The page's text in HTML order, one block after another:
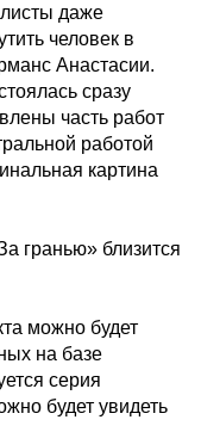
даже
человек в
Анастасии.
сразу
часть работ
работой
картина
гранью» близится
можно будет
на базе
серия
будет увидеть